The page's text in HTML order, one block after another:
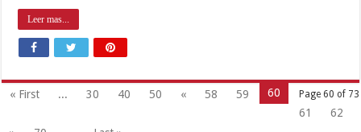
Leer mas...
Page 60 of 73
« First ... 30 40 50 « 58 59
60
61
62